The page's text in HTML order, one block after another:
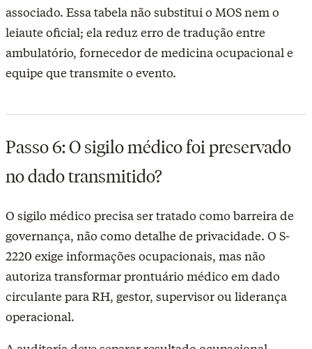
associado. Essa tabela não substitui o MOS nem o
leiaute oficial; ela reduz erro de tradução entre
ambulatório, fornecedor de medicina ocupacional e
equipe que transmite o evento.
Passo 6: O sigilo médico foi preservado
no dado transmitido?
O sigilo médico precisa ser tratado como barreira de
governança, não como detalhe de privacidade. O S-
2220 exige informações ocupacionais, mas não
autoriza transformar prontuário médico em dado
circulante para RH, gestor, supervisor ou liderança
operacional.